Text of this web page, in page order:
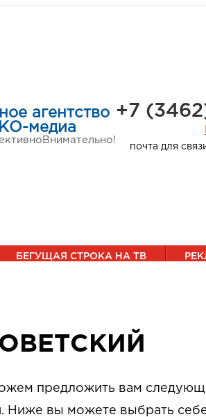
агентство
медиа
Внимательно!
+7
почта для
БЕГУЩАЯ СТРОКА НА ТВ
предложить вам
Ниже вы можете выбрать